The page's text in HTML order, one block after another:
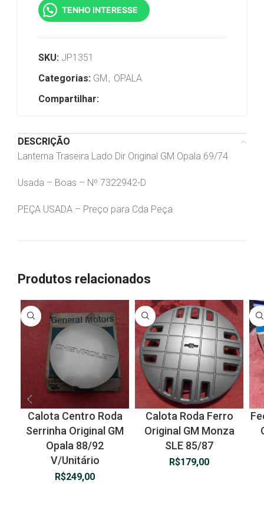
TENHO INTERESSE
SKU: JP1351
Categorias: GM , OPALA
Compartilhar:
DESCRIÇÃO
Lanterna Traseira Lado Dir Original GM Opala 69/74
Usada – Boas – Nº 7322942-D
PEÇA USADA – Preço para Cda Peça
Produtos relacionados
Calota Centro Roda
Serrinha Original GM
Opala 88/92
V/Unitário
R$249,00
Calota Roda Ferro
Original GM Monza
SLE 85/87
R$179,00